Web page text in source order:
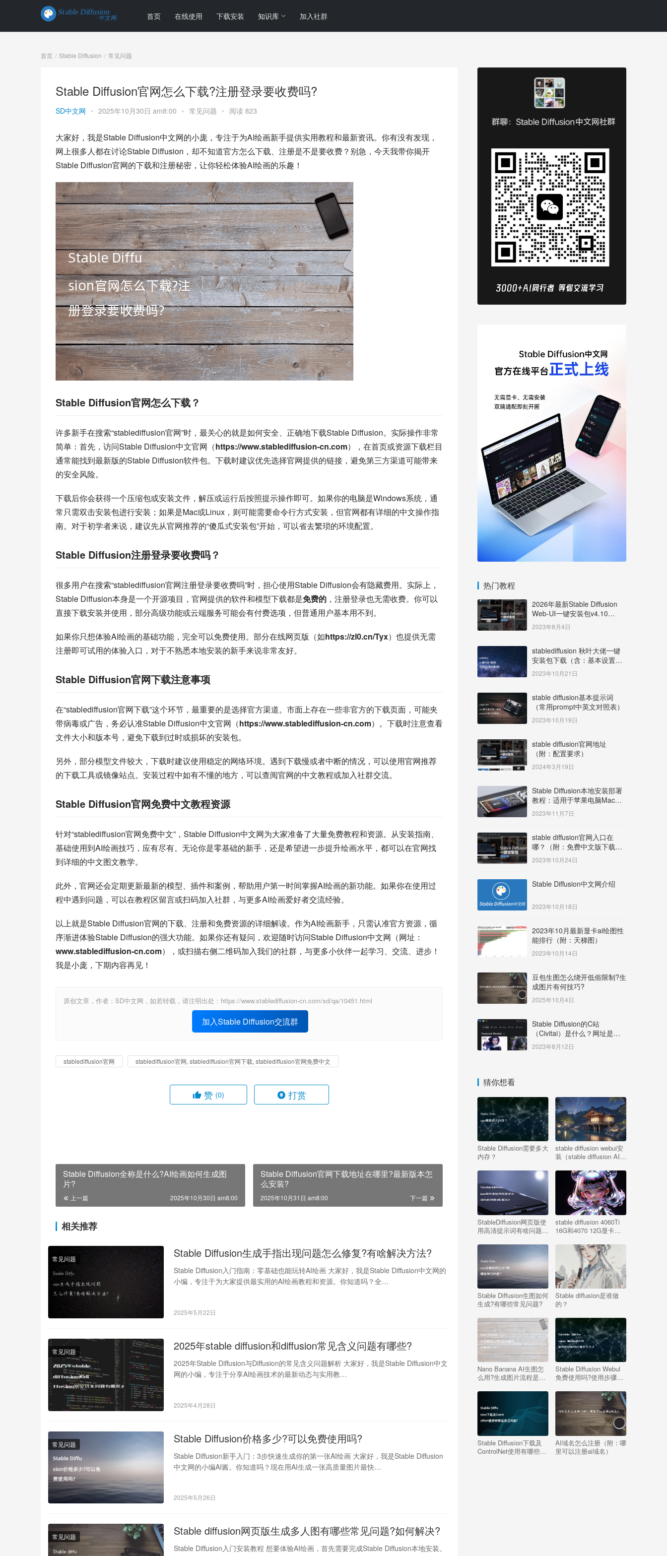
首页 在线使用 下载安装 知识库 加入社群
首页 Stable Diffusion 常见问题
Stable Diffusion官网怎么下载?注册登录要收费吗?
SD中文网 • 2025年10月30日 am8:00 • 常见问题 • 阅读 823
大家好，我是Stable Diffusion中文网的小庞，专注于为AI绘画新手提供实用教程和最新资讯。你有没有发现，
网上很多人都在讨论Stable Diffusion，却不知道官方怎么下载、注册是不是要收费？别急，今天我带你揭开
Stable Diffusion官网的下载和注册秘密，让你轻松体验AI绘画的乐趣！
Stable Diffusion官网怎么下载？
许多新手在搜索“stablediffusion官网”时，最关心的就是如何安全、正确地下载Stable Diffusion。实际操作非常
简单：首先，访问Stable Diffusion中文官网（https://www.stablediffusion-cn.com），在首页或资源下载栏目
通常能找到最新版的Stable Diffusion软件包。下载时建议优先选择官网提供的链接，避免第三方渠道可能带来
的安全风险。
下载后你会获得一个压缩包或安装文件，解压或运行后按照提示操作即可。如果你的电脑是Windows系统，通
常只需双击安装包进行安装；如果是Mac或Linux，则可能需要命令行方式安装，但官网都有详细的中文操作指
南。对于初学者来说，建议先从官网推荐的“傻瓜式安装包”开始，可以省去繁琐的环境配置。
Stable Diffusion注册登录要收费吗？
很多用户在搜索“stablediffusion官网注册登录要收费吗”时，担心使用Stable Diffusion会有隐藏费用。实际上，
Stable Diffusion本身是一个开源项目，官网提供的软件和模型下载都是免费的 ，注册登录也无需收费。你可以
直接下载安装并使用，部分高级功能或云端服务可能会有付费选项，但普通用户基本用不到。
如果你只想体验AI绘画的基础功能，完全可以免费使用。部分在线网页版（如https://zl0.cn/Tyx）也提供无需
注册即可试用的体验入口，对于不熟悉本地安装的新手来说非常友好。
Stable Diffusion官网下载注意事项
在“stablediffusion官网下载”这个环节，最重要的是选择官方渠道。市面上存在一些非官方的下载页面，可能夹
带病毒或广告，务必认准Stable Diffusion中文官网（https://www.stablediffusion-cn.com）。下载时注意查看
文件大小和版本号，避免下载到过时或损坏的安装包。
另外，部分模型文件较大，下载时建议使用稳定的网络环境。遇到下载慢或者中断的情况，可以使用官网推荐
的下载工具或镜像站点。安装过程中如有不懂的地方，可以查阅官网的中文教程或加入社群交流。
Stable Diffusion官网免费中文教程资源
针对“stablediffusion官网免费中文”，Stable Diffusion中文网为大家准备了大量免费教程和资源。从安装指南、
基础使用到AI绘画技巧，应有尽有。无论你是零基础的新手，还是希望进一步提升绘画水平，都可以在官网找
到详细的中文图文教学。
此外，官网还会定期更新最新的模型、插件和案例，帮助用户第一时间掌握AI绘画的新功能。如果你在使用过
程中遇到问题，可以在教程区留言或扫码加入社群，与更多AI绘画爱好者交流经验。
以上就是Stable Diffusion官网的下载、注册和免费资源的详细解读。作为AI绘画新手，只需认准官方资源，循
序渐进体验Stable Diffusion的强大功能。如果你还有疑问，欢迎随时访问Stable Diffusion中文网（网址：
www.stablediffusion-cn.com），或扫描右侧二维码加入我们的社群，与更多小伙伴一起学习、交流、进步！
我是小庞，下期内容再见！
原创文章，作者：SD中文网，如若转载，请注明出处：https://www.stablediffusion-cn.com/sd/qa/10451.html
加入Stable Diffusion交流群
stablediffusion官网 stablediffusion官网, stablediffusion官网下载, stablediffusion官网免费中文
赞 (0) 打赏
Stable Diffusion全称是什么?AI绘画如何生成图
片?
上一篇 2025年10月30日 am8:00
Stable Diffusion官网下载地址在哪里?最新版本怎
么安装?
下一篇
2025年10月31日 am8:00
相关推荐
常见问题 Stable Diffusion生成手指出现问题怎么修复?有啥解决方法?
Stable Diffusion入门指南：零基础也能玩转AI绘画 大家好，我是Stable Diffusion中文网的
小编，专注于为大家提供最实用的AI绘画教程和资源。你知道吗？全…
2025年5月22日
常见问题 2025年stable diffusion和diffusion常见含义问题有哪些?
2025年Stable Diffusion与Diffusion的常见含义问题解析 大家好，我是Stable Diffusion中文
网的小编，专注于分享AI绘画技术的最新动态与实用教…
2025年4月28日
常见问题 Stable Diffusion价格多少?可以免费使用吗?
Stable Diffusion新手入门：3步快速生成你的第一张AI绘画 大家好，我是Stable Diffusion
中文网的小编AI酱。你知道吗？现在用AI生成一张高质量图片最快…
2025年5月26日
常见问题 Stable diffusion网页版生成多人图有哪些常见问题?如何解决?
Stable Diffusion入门安装教程 想要体验AI绘画，首先需要完成Stable Diffusion本地安装。
热门教程
2026年最新Stable Diffusion
Web-UI一键安装包v4.10
Windows版【支持50系显卡】
2023年8月4日
stablediffusion 秋叶大佬一键
安装包下载（含：基本设置说
明）
2023年10月21日
stable diffusion基本提示词
（常用prompt中英文对照表）
2023年10月19日
stable diffusion官网地址
（附：配置要求）
2024年3月19日
Stable Diffusion本地安装部署
教程：适用于苹果电脑Mac
OS系统M系列芯片：
MacBook/iMac等
2023年11月7日
stable diffusion官网入口在
哪？（附：免费中文版下载安
装教程）
2023年10月24日
Stable Diffusion中文网介绍
2023年10月18日
2023年10月最新显卡ai绘图性
能排行（附：天梯图）
2023年10月14日
豆包生图怎么绕开低俗限制?生
成图片有何技巧?
2025年10月4日
Stable Diffusion的C站
（Civitai）是什么？网址是多
少？
2023年8月12日
猜你想看
Stable Diffusion需要多大
内存？
stable diffusion webui安
装（stable diffusion AI绘
StableDiffusion网页版使
用高清提示词有啥问题?
stable diffusion 4060Ti
16G和4070 12G显卡选
Stable Diffusion生图如何
生成?有哪些常见问题?
Stable diffusion是谁做
的？
Nano Banana AI生图怎
么用?生成图片流程是什
Stable Diffusion Webul
免费使用吗?使用步骤是
Stable Diffusion下载及
ControlNet使用有哪些常
AI域名怎么注册（附：哪
里可以注册ai域名）